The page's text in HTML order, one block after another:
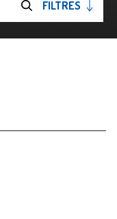
recherche
OUVRIRE
LES
FILTRES